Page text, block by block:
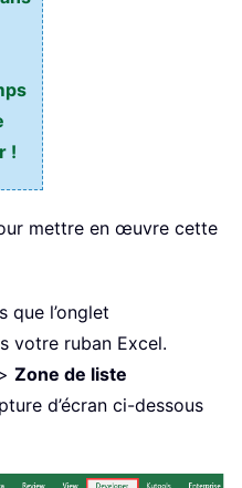
!
mettre en œuvre cette
que l’onglet
votre ruban Excel.
Zone de liste
d’écran ci-dessous